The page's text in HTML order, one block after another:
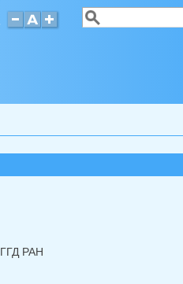
Форма поиска
Поиск
РАН